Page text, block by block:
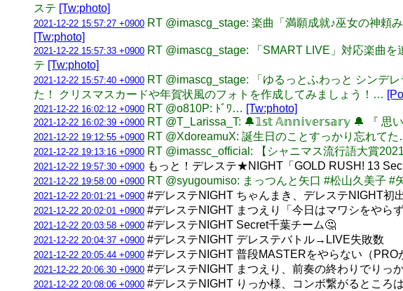
ステ [Tw:photo]
2021-12-22 15:57:27 +0900 RT @imascg_stage: 楽曲「満願成就♪巫女の神頼
[Tw:photo]
2021-12-22 15:57:33 +0900 RT @imascg_stage: 「SMART LIVE」対応楽曲
テ [Tw:photo]
2021-12-22 15:57:40 +0900 RT @imascg_stage: 「ゆるっとふわっと シンデ
た！ クリスマスカードや年賀状風のフォトを作成してみましょう！…
2021-12-22 16:02:12 +0900 RT @o810P: ﾄﾞﾜ… [Tw:photo]
2021-12-22 16:02:39 +0900 RT @T_Larissa_T: 🔔𝟙𝕤𝕥 𝔸𝕟𝕟𝕚𝕧𝕖𝕣𝕤𝕒𝕣𝕪 🔔 『 思
2021-12-22 19:12:55 +0900 RT @XdoreamuX: 誕生日のことすっかり忘れて
2021-12-22 19:13:16 +0900 RT @imassc_official: 【シャニマス流行語大賞
2021-12-22 19:57:30 +0900 もっと！デレステ★NIGHT「GOLD RUSH! 13
2021-12-22 19:58:00 +0900 RT @syugoumiso: まっつんと矢口 #松山久美子 #
2021-12-22 20:01:21 +0900 #デレステNIGHT ちゃんまき、デレステNIGHT初
2021-12-22 20:02:01 +0900 #デレステNIGHT まつえり「今日はマワシをやら
2021-12-22 20:03:58 +0900 #デレステNIGHT Secret千葉チーム🤔
2021-12-22 20:04:37 +0900 #デレステNIGHT デレステバトル→LIVE失敗数
2021-12-22 20:05:44 +0900 #デレステNIGHT 普段MASTERをやらない（PRO
2021-12-22 20:06:30 +0900 #デレステNIGHT まつえり、前奏の終わりでりっ
2021-12-22 20:08:06 +0900 #デレステNIGHT りっか様、コンボ繋がるところ